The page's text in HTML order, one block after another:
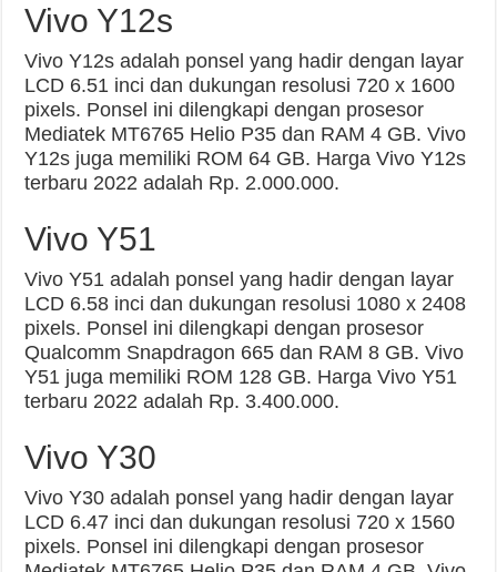
Vivo Y12s
Vivo Y12s adalah ponsel yang hadir dengan layar
LCD 6.51 inci dan dukungan resolusi 720 x 1600
pixels. Ponsel ini dilengkapi dengan prosesor
Mediatek MT6765 Helio P35 dan RAM 4 GB. Vivo
Y12s juga memiliki ROM 64 GB. Harga Vivo Y12s
terbaru 2022 adalah Rp. 2.000.000.
Vivo Y51
Vivo Y51 adalah ponsel yang hadir dengan layar
LCD 6.58 inci dan dukungan resolusi 1080 x 2408
pixels. Ponsel ini dilengkapi dengan prosesor
Qualcomm Snapdragon 665 dan RAM 8 GB. Vivo
Y51 juga memiliki ROM 128 GB. Harga Vivo Y51
terbaru 2022 adalah Rp. 3.400.000.
Vivo Y30
Vivo Y30 adalah ponsel yang hadir dengan layar
LCD 6.47 inci dan dukungan resolusi 720 x 1560
pixels. Ponsel ini dilengkapi dengan prosesor